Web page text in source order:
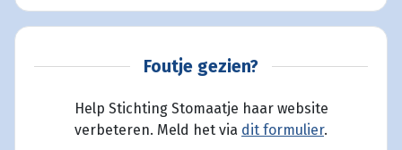
Foutje gezien?
Help Stichting Stomaatje haar website
verbeteren. Meld het via dit formulier.